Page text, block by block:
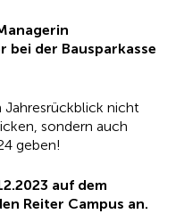
der Bausparkasse
Jahresrückblick nicht
sondern auch
geben!
auf dem
Reiter Campus an.